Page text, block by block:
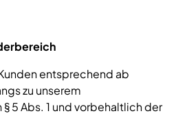
entsprechend ab
zu unserem
5 Abs. 1 und vorbehaltlich der